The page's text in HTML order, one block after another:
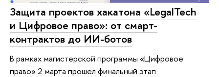
Защита проектов хакатона «LegalTech
и Цифровое право»: от смарт-
контрактов до ИИ-ботов
В рамках магистерской программы «Цифровое
право» 2 марта прошел финальный этап